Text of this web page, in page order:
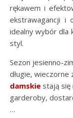
rękawem i
ekstrawagancji i
idealny wybór dla
styl.
Sezon jesienno-
długie,
damskie stają się
garderoby,
…